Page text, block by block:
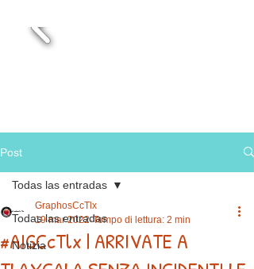
Post
Todas las entradas
Notizia
Todas las entradas
#AIGCcTlx | ARRIVATE A
GraphosCcTlx
19 mar 2022 Tempo di lettura: 2 min